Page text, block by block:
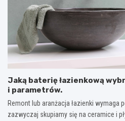
Jaką baterię łazienkową
i parametrów.
Remont lub aranżacja łazienki wymaga
zazwyczaj skupiamy się na ceramice i